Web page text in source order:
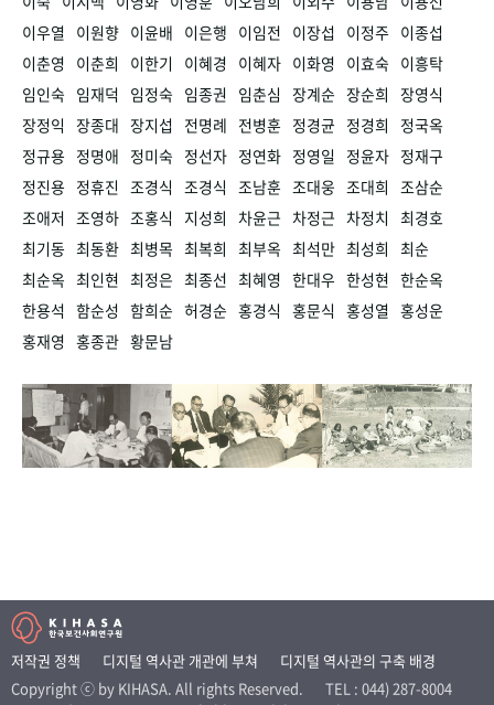
이우열
이원향 이윤배 이은행 이임전 이장섭 이정주 이종섭
이춘영
이춘희 이한기 이혜경 이혜자 이화영 이효숙 이흥탁
임인숙 임재덕 임정숙 임종권 임춘심 장계순 장순희 장영식
장정익 장종대 장지섭 전명례 전병훈 정경균 정경희
정국옥
정규용 정명애 정미숙 정선자 정연화 정영일 정윤자 정재구
정진용 정휴진 조경식 조경식 조남훈 조대웅 조대희 조삼순
조애저 조영하 조홍식 지성희 차윤근 차정근 차정치 최경호
최기동 최동환 최병목 최복희 최부옥 최석만 최성희 최순
최순옥 최인현 최정은 최종선 최혜영 한대우 한성현 한순옥
한용석 함순성 함희순 허경순 홍경식 홍문식 홍성열 홍성운
홍재영 홍종관 황문남
저작권 정책 디지털 역사관 개관에 부쳐
디지털 역사관의 구축 배경
Copyright ⓒ by KIHASA. All rights Reserved.
TEL : 044) 287-8004